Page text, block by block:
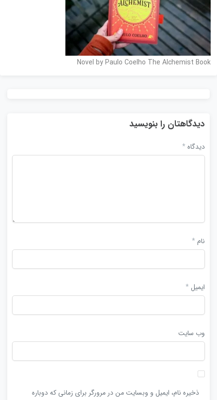
Novel by Paulo Coelho The Alchemist Book
دیدگاهتان را بنویسید
دیدگاه *
نام *
ایمیل *
وب‌ سایت
ذخیره نام، ایمیل و وبسایت من در مرورگر برای زمانی که دوباره